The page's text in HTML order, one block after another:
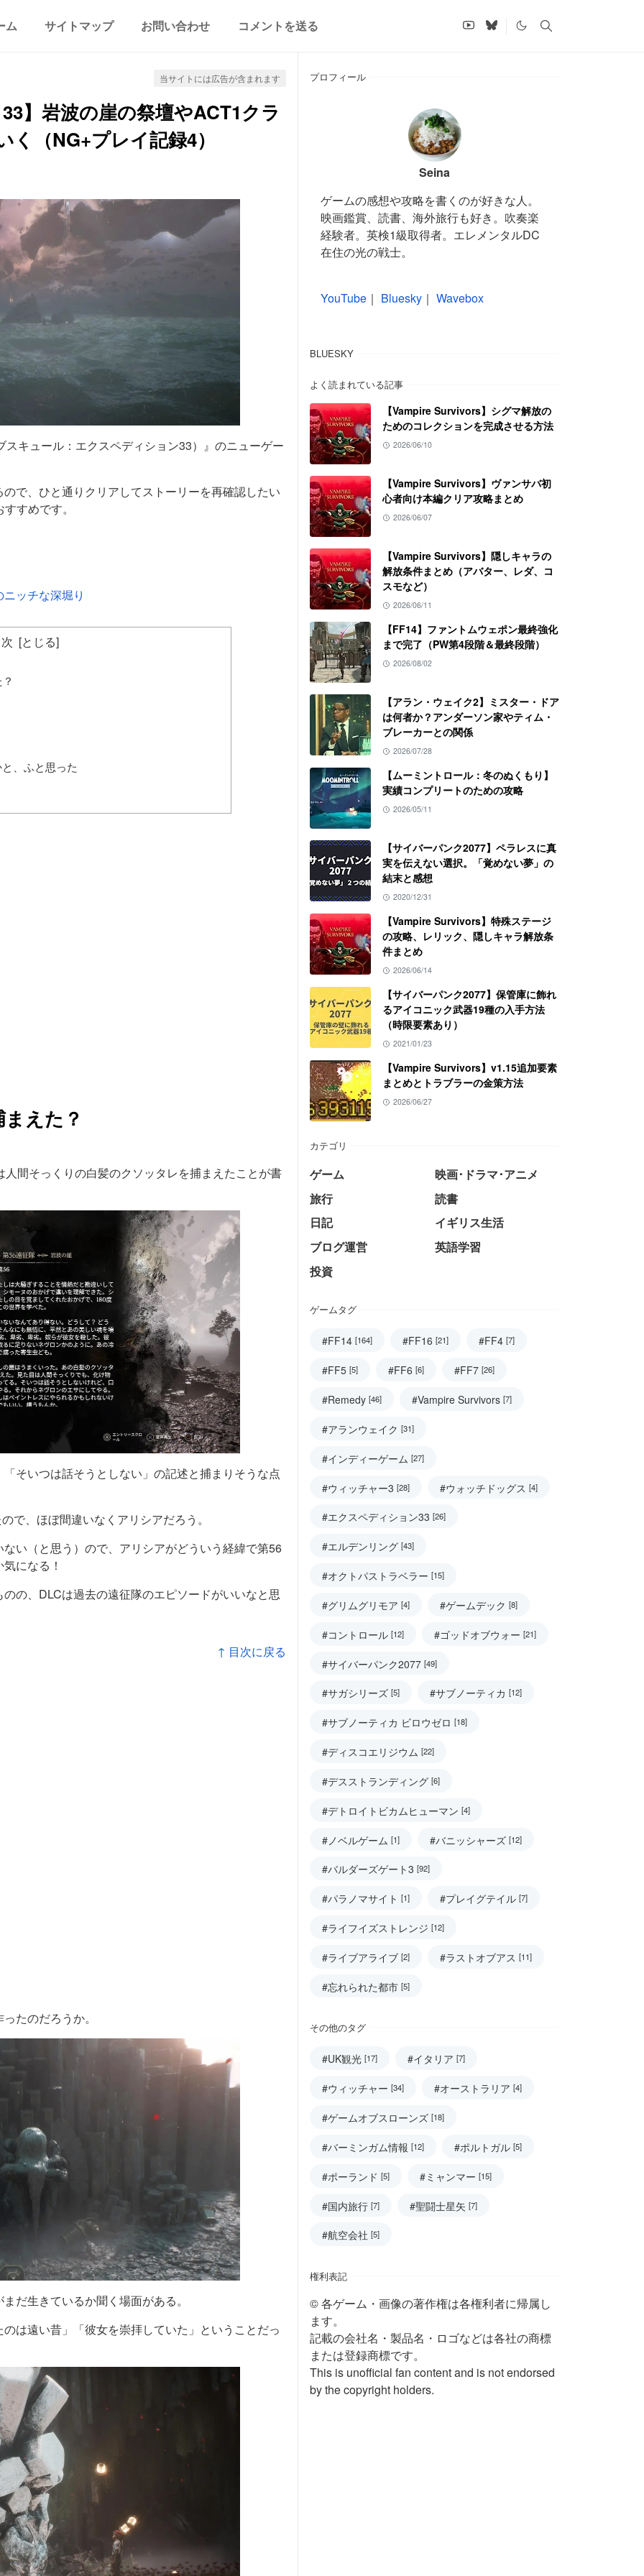
ム サイトマップ お問い合わせ コメントを送る
当サイトには広告が含まれます
】岩波の崖の祭壇やACT1クラ
（NG+プレイ記録4）
スキュール：エクスペディション33）』のニューゲー
で、ひと通りクリアしてストーリーを再確認したい
すめです。
ッチな深堀り
、ふと思った
えた？
間そっくりの白髪のクソッタレを捕まえたことが書
そいつは話そうとしない」の記述と捕まりそうな点
で、ほぼ間違いなくアリシアだろう。
い（と思う）ので、アリシアがどういう経緯で第56
になる！
の、DLCは過去の遠征隊のエピソードがいいなと思
↑ 目次に戻る
たのだろうか。
だ生きているか聞く場面がある。
は遠い昔」「彼女を崇拝していた」ということだっ
プロフィール
Seina
ゲームの感想や攻略を書くのが好きな人。
映画鑑賞、読書、海外旅行も好き。吹奏楽
経験者。英検1級取得者。エレメンタルDC
在住の光の戦士。
YouTube ｜ Bluesky ｜ Wavebox
BLUESKY
よく読まれている記事
【Vampire Survivors】シグマ解放の
ためのコレクションを完成させる方法
2026/06/10
【Vampire Survivors】ヴァンサバ初
心者向け本編クリア攻略まとめ
2026/06/07
【Vampire Survivors】隠しキャラの
解放条件まとめ（アバター、レダ、コ
スモなど）
2026/06/11
【FF14】ファントムウェポン最終強化
まで完了（PW第4段階＆最終段階）
2026/08/02
【アラン・ウェイク2】ミスター・ドア
は何者か？アンダーソン家やティム・
ブレーカーとの関係
2026/07/28
【ムーミントロール：冬のぬくもり】
実績コンプリートのための攻略
2026/05/11
【サイバーパンク2077】ペラレスに真
実を伝えない選択。「覚めない夢」の
結末と感想
2020/12/31
【Vampire Survivors】特殊ステージ
の攻略、レリック、隠しキャラ解放条
件まとめ
2026/06/14
【サイバーパンク2077】保管庫に飾れ
るアイコニック武器19種の入手方法
（時限要素あり）
2021/01/23
【Vampire Survivors】v1.15追加要素
まとめとトラブラーの金策方法
2026/06/27
カテゴリ
ゲーム
映画･ドラマ･アニメ
旅行
読書
日記
イギリス生活
ブログ運営
英語学習
投資
ゲームタグ
#FF14 [164] #FF16 [21] #FF4 [7]
#FF5 [5] #FF6 [6] #FF7 [26]
#Remedy [46] #Vampire Survivors [7]
#アランウェイク [31]
#インディーゲーム [27]
#ウィッチャー3 [28] #ウォッチドッグス [4]
#エクスペディション33 [26]
#エルデンリング [43]
#オクトパストラベラー [15]
#グリムグリモア [4] #ゲームデック [8]
#コントロール [12] #ゴッドオブウォー [21]
#サイバーパンク2077 [49]
#サガシリーズ [5] #サブノーティカ [12]
#サブノーティカ ビロウゼロ [18]
#ディスコエリジウム [22]
#デスストランディング [6]
#デトロイトビカムヒューマン [4]
#ノベルゲーム [1] #バニッシャーズ [12]
#バルダーズゲート3 [92]
#パラノマサイト [1] #プレイグテイル [7]
#ライフイズストレンジ [12]
#ライブアライブ [2] #ラストオブアス [11]
#忘れられた都市 [5]
その他のタグ
#UK観光 [17] #イタリア [7]
#ウィッチャー [34] #オーストラリア [4]
#ゲームオブスローンズ [18]
#バーミンガム情報 [12] #ポルトガル [5]
#ポーランド [5] #ミャンマー [15]
#国内旅行 [7] #聖闘士星矢 [7]
#航空会社 [5]
権利表記
© 各ゲーム・画像の著作権は各権利者に帰属し
ます。
記載の会社名・製品名・ロゴなどは各社の商標
または登録商標です。
This is unofficial fan content and is not endorsed
by the copyright holders.